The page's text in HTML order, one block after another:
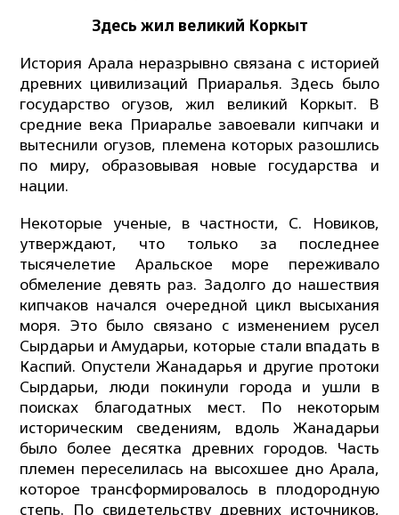
Здесь жил великий Коркыт
История Арала неразрывно связана с историей
древних цивилизаций Приаралья. Здесь было
государство огузов, жил великий Коркыт. В
средние века Приаралье завоевали кипчаки и
вытеснили огузов, племена которых разошлись
по миру, образовывая новые государства и
нации.
Некоторые ученые, в частности, С. Новиков,
утверждают, что только за последнее
тысячелетие Аральское море переживало
обмеление девять раз. Задолго до нашествия
кипчаков начался очередной цикл высыхания
моря. Это было связано с изменением русел
Сырдарьи и Амударьи, которые стали впадать в
Каспий. Опустели Жанадарья и другие протоки
Сырдарьи, люди покинули города и ушли в
поисках благодатных мест. По некоторым
историческим сведениям, вдоль Жанадарьи
было более десятка древних городов. Часть
племен переселилась на высохшее дно Арала,
которое трансформировалось в плодородную
степь. По свидетельству древних источников,